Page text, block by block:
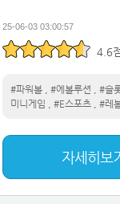
25-06-03 03:00:57
4.6
#파워볼 #에볼루션
#슬
미니게임
#E스포츠 #레
자세히보